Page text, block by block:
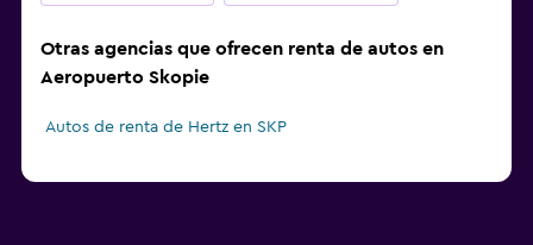
Otras agencias que ofrecen renta de autos en
Aeropuerto Skopie
Autos de renta de Hertz en SKP